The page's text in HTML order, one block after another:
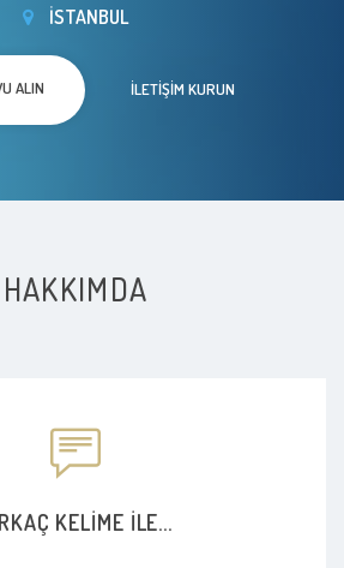
İSTANBUL
ALIN İLETIŞIM KURUN
HAKKIMDA
KELIME ILE...